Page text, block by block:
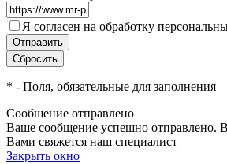
Я согласен на обработку
* - Поля, обязательные для заполнения
Сообщение отправлено
Ваше сообщение успешно отправлено.
Вами свяжется наш специалист
Закрыть окно